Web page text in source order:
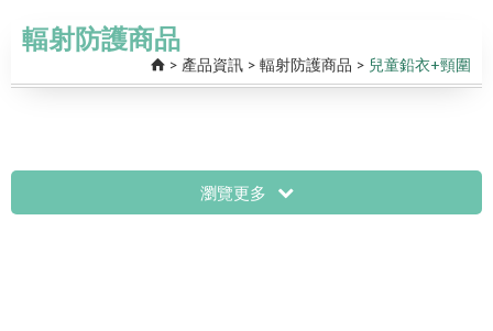
輻射防護商品
> 產品資訊 > 輻射防護商品 > 兒童鉛衣+頸圍
瀏覽更多